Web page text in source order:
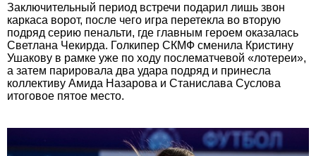
Заключительный период встречи подарил лишь звон
каркаса ворот, после чего игра перетекла во вторую
подряд серию пенальти, где главным героем оказалась
Светлана Чекирда. Голкипер СКМФ сменила Кристину
Ушакову в рамке уже по ходу послематчевой «лотереи»,
а затем парировала два удара подряд и принесла
коллективу Амида Назарова и Станислава Суслова
итоговое пятое место.